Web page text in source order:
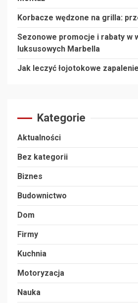
Korbacze wędzone na grilla:
Sezonowe promocje i rabaty w
luksusowych Marbella
Jak leczyć łojotokowe
Kategorie
Aktualności
Bez kategorii
Biznes
Budownictwo
Dom
Firmy
Kuchnia
Motoryzacja
Nauka